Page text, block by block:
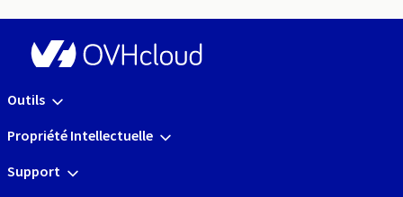
Outils
Propriété Intellectuelle
Support